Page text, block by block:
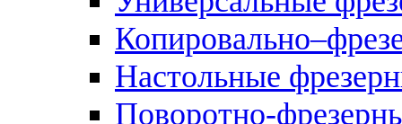
Настольные
Поворотно-